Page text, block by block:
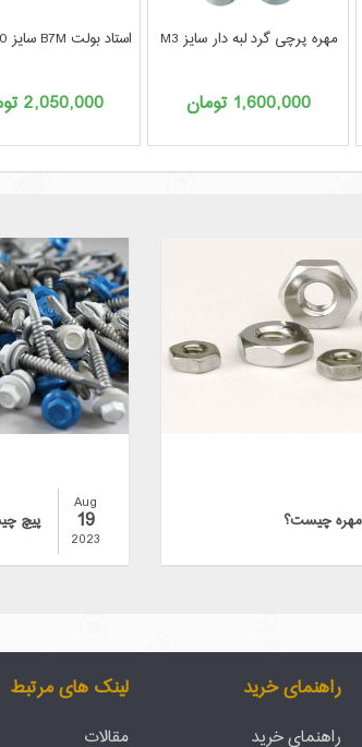
استاد بولت B7M سایز 100 ، 4-3
2,050,000
مهره پرچی گرد لبه دار سایز M3
1,600,000 تومان
Aug
19
2023
پیچ مهره چیست؟
لینک های مرتبط
مقالات
راهنمای خرید
راهنمای خرید